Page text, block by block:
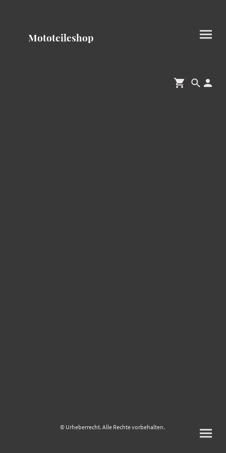
Mototeileshop
© Urheberrecht. Alle Rechte vorbehalten.